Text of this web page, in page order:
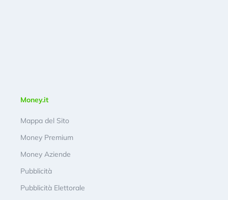
Money.it
Mappa del Sito
Money Premium
Money Aziende
Pubblicità
Pubblicità Elettorale